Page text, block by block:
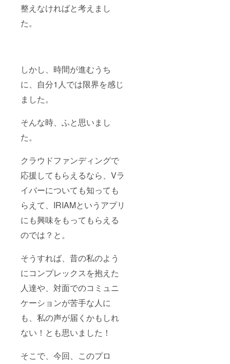
整えなければと考えまし
た。
しかし、時間が進むうち
に、自分1人では限界を感じ
ました。
そんな時、ふと思いまし
た。
クラウドファンディングで
応援してもらえるなら、Vラ
イバーについても知っても
らえて、IRIAMというアプリ
にも興味をもってもらえる
のでは？と。
そうすれば、昔の私のよう
にコンプレックスを抱えた
人達や、対面でのコミュニ
ケーションが苦手な人に
も、私の声が届くかもしれ
ない！とも思いました！
そこで、今回、このプロ